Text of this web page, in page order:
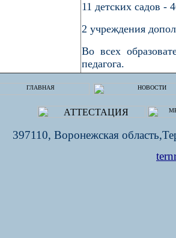
11 детских садов -
2 учреждения
Во всех
педагога.
397110, Воронежская